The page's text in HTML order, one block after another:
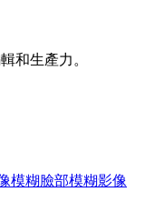
和生產力。
模糊臉部模糊影像